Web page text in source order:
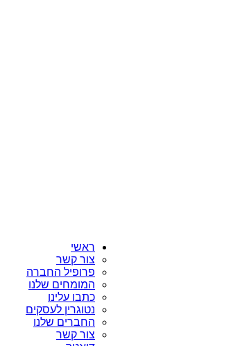
ראשי
צור קשר
פרופיל החברה
המומחים שלנו
כתבו עלינו
נטוגרין לעסקים
החברים שלנו
צור קשר